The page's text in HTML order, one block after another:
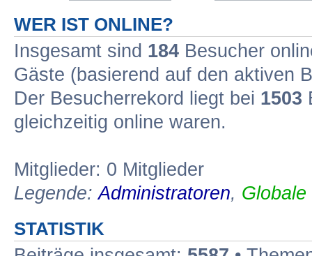
WER IST ONLINE?
Insgesamt sind 184 Besucher
Gäste (basierend auf den aktiven
Der Besucherrekord liegt bei 1503
gleichzeitig online waren.
Mitglieder: 0 Mitglieder
Legende:Administratoren,
STATISTIK